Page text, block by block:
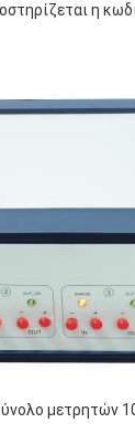
η
μετρητών